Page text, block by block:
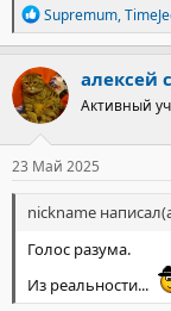
Р
е
а
к
ц
и
и
:
Supremum,
алексей
Активный
23 Май 2025
nickname
Голос разума.
Из реальности...